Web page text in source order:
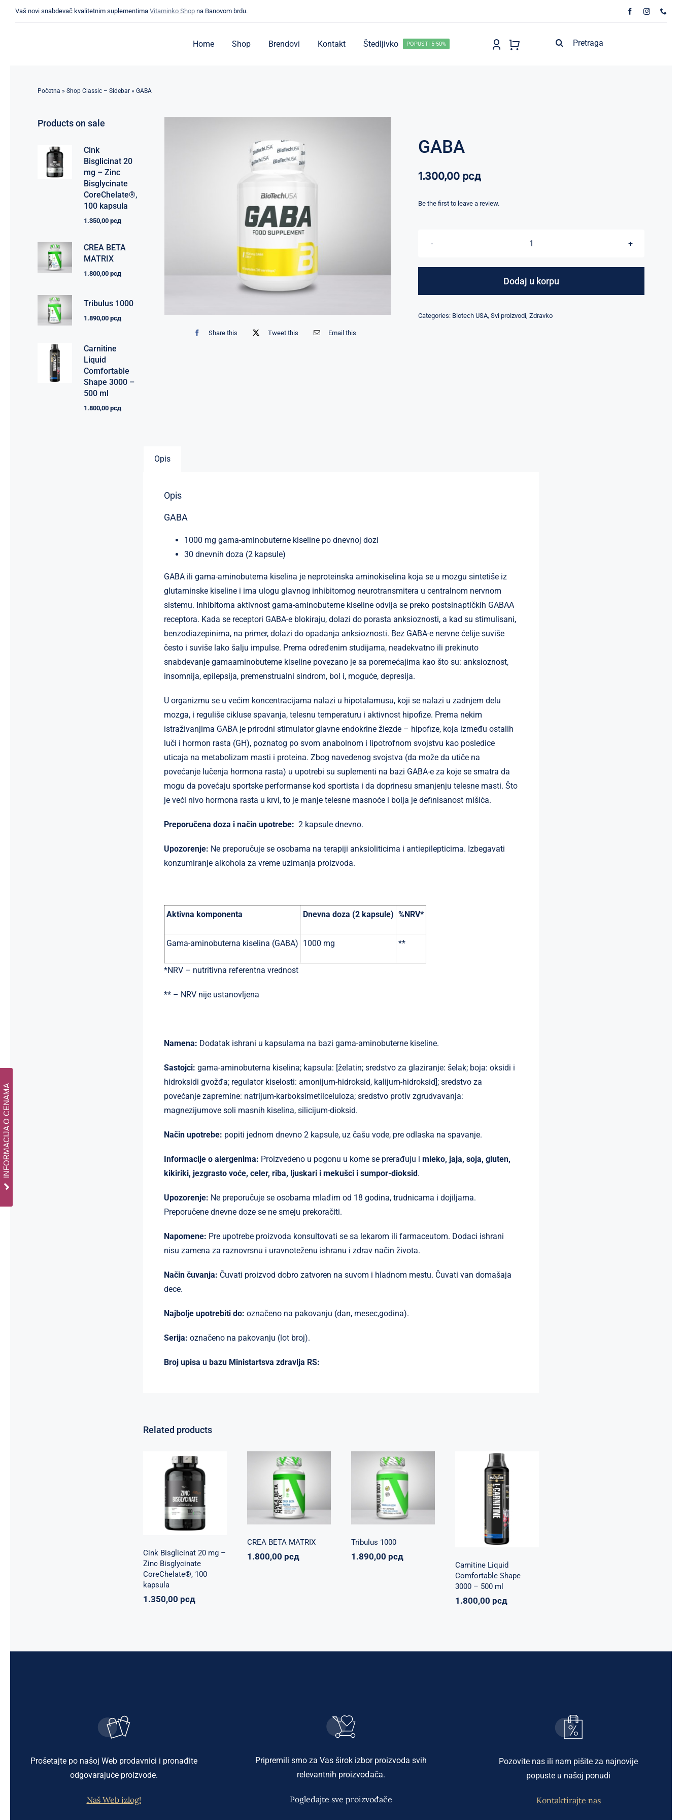
Vaš novi snabdevač kvalitetnim suplementima Vitaminko Shop na Banovom brdu.
Home Shop Brendovi Kontakt Štedljivko POPUSTI 5-50%
Početna » Shop Classic – Sidebar» GABA
Products on sale
Cink
Bisglicinat 20
mg – Zinc
Bisglycinate
CoreChelate®,
100 kapsula
1.350,00рсд
CREA BETA
MATRIX
1.800,00рсд
Tribulus 1000
1.890,00рсд
Carnitine
Liquid
Comfortable
Shape 3000 –
500 ml
1.800,00рсд
Share this Tweet this Email this
GABA
1.300,00 рсд
Be the first to leave a review.
GABA
Dodaj u korpu
Categories: Biotech USA, Svi proizvodi, Zdravko
Opis
Opis
GABA
1000 mg gama-aminobuterne kiseline po dnevnoj dozi
30 dnevnih doza (2 kapsule)
GABA ili gama-aminobuterna kiselina je neproteinska aminokiselina koja se u mozgu sintetiše iz
glutaminske kiseline i ima ulogu glavnog inhibitomog neurotransmitera u centralnom nervnom
sistemu. Inhibitoma aktivnost gama-aminobuterne kiseline odvija se preko postsinaptičkih GABAA
receptora. Kada se receptori GABA-e blokiraju, dolazi do porasta anksioznosti, a kad su stimulisani,
benzodiazepinima, na primer, dolazi do opadanja anksioznosti. Bez GABA-e nervne ćelije suviše
često i suviše lako šalju impulse. Prema određenim studijama, neadekvatno ili prekinuto
snabdevanje gama­aminobuteme kiseline povezano je sa poremećajima kao što su: anksioznost,
insomnija, epilepsija, premenstrualni sindrom, bol i, moguće, depresija.
U organizmu se u većim koncentracijama nalazi u hipotalamusu, koji se nalazi u zadnjem delu
mozga, i reguliše cikluse spavanja, telesnu temperaturu i aktivnost hipofize. Prema nekim
istraživanjima GABA je prirodni stimulator glavne endokrine žlezde – hipofize, koja između ostalih
luči i hormon rasta (GH), poznatog po svom anabolnom i lipotrofnom svojstvu kao posledice
uticaja na metabolizam masti i proteina. Zbog navedenog svojstva (da može da utiče na
povećanje lučenja hormona rasta) u upotrebi su suplementi na bazi GABA-e za koje se smatra da
mogu da povećaju sportske performanse kod sportista i da doprinesu smanjenju telesne masti. Što
je veći nivo hormona rasta u krvi, to je manje telesne masnoće i bolja je definisanost mišića.
Preporučena doza i način upotrebe: 2 kapsule dnevno.
Upozorenje: Ne preporučuje se osobama na terapiji anksioliticima i antiepilepticima. Izbegavati
konzumiranje alkohola za vreme uzimanja proizvoda.
Aktivna komponenta Dnevna doza (2 kapsule) %NRV*
Gama-aminobuterna kiselina (GABA) 1000 mg **
*NRV – nutritivna referentna vrednost
** – NRV nije ustanovljena
Namena: Dodatak ishrani u kapsulama na bazi gama-aminobuterne kiseline.
Sastojci: gama-aminobuterna kiselina; kapsula: [želatin; sredstvo za glaziranje: šelak; boja: oksidi i
hidroksidi gvožđa; regulator kiselosti: amonijum-hidroksid, kalijum-hidroksid]; sredstvo za
povećanje zapremine: natrijum-karboksimetilceluloza; sredstvo protiv zgrudvavanja:
magnezijumove soli masnih kiselina, silicijum-dioksid.
Način upotrebe: popiti jednom dnevno 2 kapsule, uz čašu vode, pre odlaska na spavanje.
Informacije o alergenima: Proizvedeno u pogonu u kome se prerađuju imleko, jaja, soja, gluten,
kikiriki, jezgrasto voće, celer, riba, ljuskari i mekušci i sumpor-dioksid.
Upozorenje: Ne preporučuje se osobama mlađim od 18 godina, trudnicama i dojiljama.
Preporučene dnevne doze se ne smeju prekoračiti.
Napomene: Pre upotrebe proizvoda konsultovati se sa lekarom ili farmaceutom. Dodaci ishrani
nisu zamena za raznovrsnu i uravnoteženu ishranu i zdrav način života.
Način čuvanja: Čuvati proizvod dobro zatvoren na suvom i hladnom mestu. Čuvati van domašaja
dece.
Najbolje upotrebiti do: označeno na pakovanju (dan, mesec,godina).
Serija:označeno na pakovanju (lot broj).
Broj upisa u bazu Ministartsva zdravlja RS:
Related products
Cink Bisglicinat
Bisglycinate
CoreChelate®,
100 kapsula
Basic supplements
Svi proizvodi
Vitaminko
1.350,00рсд
Cink Bisglicinat 20 mg –
Zinc Bisglycinate
CoreChelate®, 100
kapsula
1.350,00 рсд
CREA BETA
MATRIX
Napumpanko
proizvodi
Vitalikum
1.800,00рсд
CREA BETA MATRIX
1.800,00 рсд
Tribulus 1000
Svi proizvodi
Vitalikum
Zdravko
1.890,00рсд
Tribulus 1000
1.890,00 рсд
Carnitine Liquid
Comfortable
Shape 3000 –
500 ml
Mršavko
proizvodi
1.800,00
Carnitine Liquid
Comfortable Shape
3000 – 500 ml
1.800,00 рсд
Prošetajte po našoj Web prodavnici i pronađite
odgovarajuće proizvode.
Naš Web izlog!
Pripremili smo za Vas širok izbor proizvoda svih
relevantnih proizvođača.
Pogledajte sve proizvođače
Pozovite nas ili nam pišite za najnovije
popuste u našoj ponudi
Kontaktirajte nas
INFORMACIJA O CENAMA